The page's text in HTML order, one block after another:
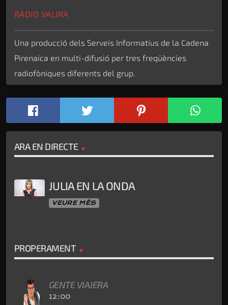
RÀDIO VALIRA
Una producció dels Serveis Informatius de la Cadena
Pirenaica en multi-difusió per tres freqüències
radiofòniques diferents del grup.
ARA EN DIRECTE
JULIA EN LA ONDA
VEURE MÉS
PROPERAMENT
GENTE VIAJERA
12:00